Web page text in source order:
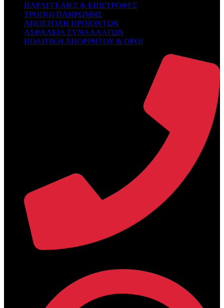
ΠΑΡΑΓΓΕΛΙΕΣ & ΕΠΙΣΤΡΟΦΕΣ
ΤΡΟΠΟΙ ΠΛΗΡΩΜΗΣ
ΑΠΟΣΤΟΛΗ ΠΡΟΪΟΝΤΩΝ
ΑΣΦΑΛΕΙΑ ΣΥΝΑΛΛΑΓΩΝ
ΠΟΛΙΤΙΚΗ ΑΠΟΡΡΗΤΟΥ & ΟΡΟΙ